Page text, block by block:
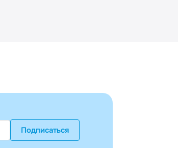
Подписаться